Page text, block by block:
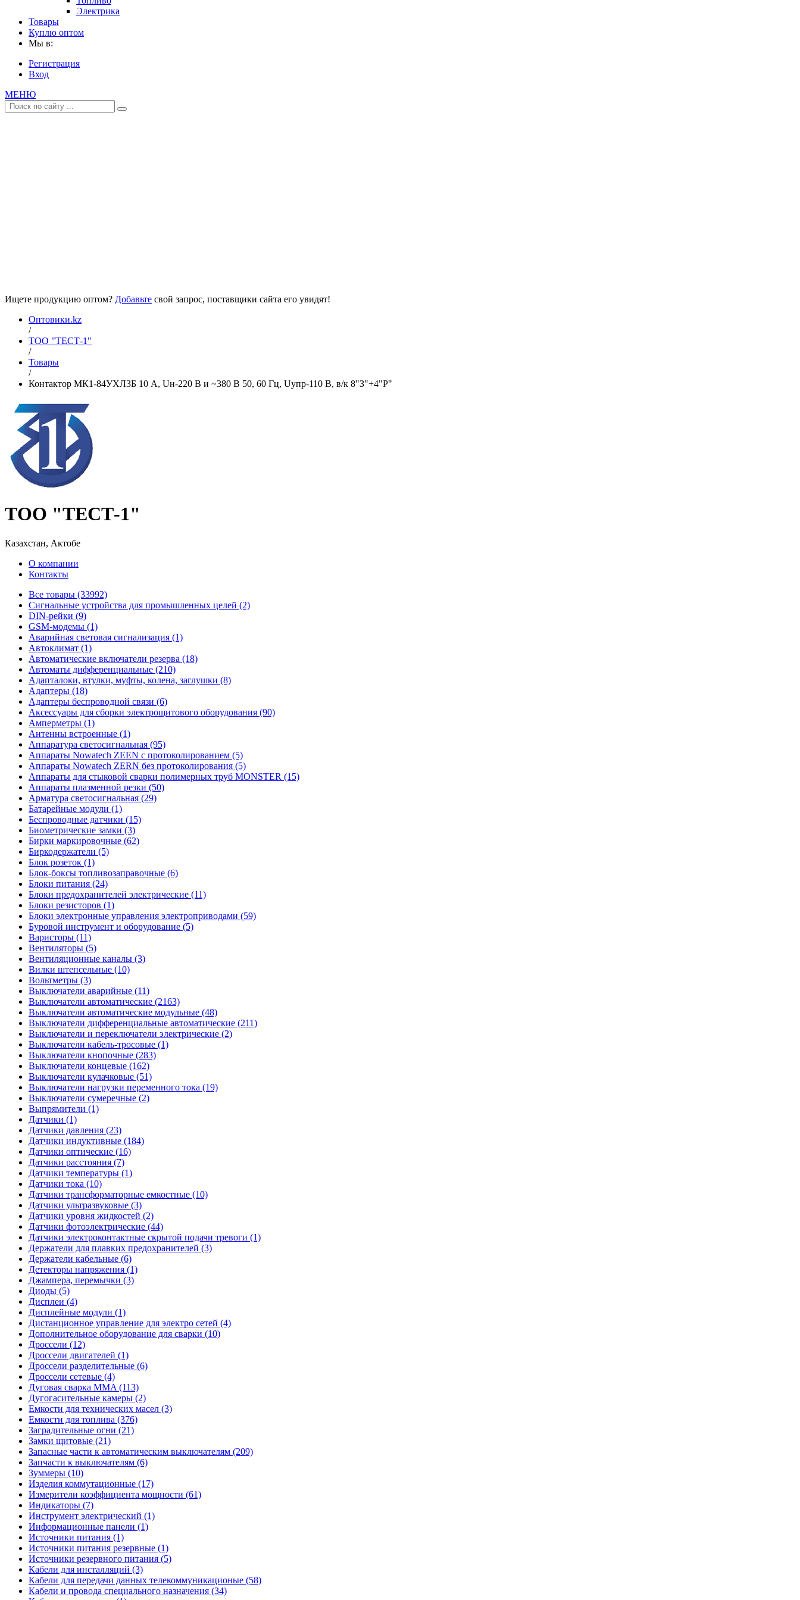
Электрика
Товары
Куплю оптом
Мы в:
Регистрация
Вход
МЕНЮ
Ищете продукцию оптом? Добавьте свой запрос, поставщики сайта его увидят!
Оптовики.kz
/
ТОО "ТЕСТ-1"
/
Товары
/
Контактор МК1-84УХЛ3Б 10 А, Uн-220 В и ~380 В 50, 60 Гц, Uупр-110 В, в/к 8"З"+4"Р"
ТОО "ТЕСТ-1"
Казахстан, Актобе
О компании
Контакты
Все товары (33992)
Cигнальные устройства для промышленных целей (2)
DIN-рейки (9)
GSM-модемы (1)
Аварийная световая сигнализация (1)
Автоклимат (1)
Автоматические включатели резерва (18)
Автоматы дифференциальные (210)
Адапталоки, втулки, муфты, колена, заглушки (8)
Адаптеры (18)
Адаптеры беспроводной связи (6)
Аксессуары для сборки электрощитового оборудования (90)
Амперметры (1)
Антенны встроенные (1)
Аппаратура светосигнальная (95)
Аппараты Nowatech ZEEN c протоколированием (5)
Аппараты Nowatech ZERN без протоколирования (5)
Аппараты для стыковой сварки полимерных труб MONSTER (15)
Аппараты плазменной резки (50)
Арматура светосигнальная (29)
Батарейные модули (1)
Беспроводные датчики (15)
Биометрические замки (3)
Бирки маркировочные (62)
Биркодержатели (5)
Блок розеток (1)
Блок-боксы топливозаправочные (6)
Блоки питания (24)
Блоки предохранителей электрические (11)
Блоки резисторов (1)
Блоки электронные управления электроприводами (59)
Буровой инструмент и оборудование (5)
Варисторы (11)
Вентиляторы (5)
Вентиляционные каналы (3)
Вилки штепсельные (10)
Вольтметры (3)
Выключатели аварийные (11)
Выключатели автоматические (2163)
Выключатели автоматические модульные (48)
Выключатели дифференциальные автоматические (211)
Выключатели и переключатели электрические (2)
Выключатели кабель-тросовые (1)
Выключатели кнопочные (283)
Выключатели концевые (162)
Выключатели кулачковые (51)
Выключатели нагрузки переменного тока (19)
Выключатели сумеречные (2)
Выпрямители (1)
Датчики (1)
Датчики давления (23)
Датчики индуктивные (184)
Датчики оптические (16)
Датчики расстояния (7)
Датчики температуры (1)
Датчики тока (10)
Датчики трансформаторные емкостные (10)
Датчики ультразвуковые (3)
Датчики уровня жидкостей (2)
Датчики фотоэлектрические (44)
Датчики электроконтактные скрытой подачи тревоги (1)
Держатели для плавких предохранителей (3)
Держатели кабельные (6)
Детекторы напряжения (1)
Джампера, перемычки (3)
Диоды (5)
Дисплеи (4)
Дисплейные модули (1)
Дистанционное управление для электро сетей (4)
Дополнительное оборудование для сварки (10)
Дроссели (12)
Дроссели двигателей (1)
Дроссели разделительные (6)
Дроссели сетевые (4)
Дуговая сварка MMA (113)
Дугогасительные камеры (2)
Емкости для технических масел (3)
Емкости для топлива (376)
Заградительные огни (21)
Замки щитовые (21)
Запасные части к автоматическим выключателям (209)
Запчасти к выключателям (6)
Зуммеры (10)
Изделия коммутационные (17)
Измерители коэффициента мощности (61)
Индикаторы (7)
Инструмент электрический (1)
Информационные панели (1)
Источники питания (1)
Источники питания резервные (1)
Источники резервного питания (5)
Кабели для инсталляций (3)
Кабели для передачи данных телекоммуникационые (58)
Кабели и провода специального назначения (34)